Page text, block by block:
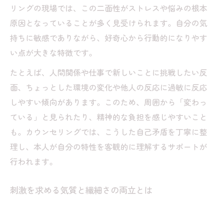
カウンセリングがサポートする自己受容
天才型とも言われるHSS型HSPの頭の回転
カウンセリングで探るHSS型HSPの本質
カウンセリングが明かすHSS型HSPの深層
心理
HSS型HSPの本質的な特徴と向き合い方
カウンセリングで見つける自分自身の強み
気質理解が仕事や人間関係に与える影響
カウンセリングを活用した感情の整理法
自分らしさに気づくHSS型HSP診断のポイント
スト
リングの現場では、この二面性がストレスや悩みの根本
原因となっていることが多く見受けられます。自分の気
持ちに敏感でありながら、好奇心から行動的になりやす
い点が大きな特徴です。
たとえば、人間関係や仕事で新しいことに挑戦したい反
面、ちょっとした環境の変化や他人の反応に過敏に反応
しやすい傾向があります。このため、周囲から「変わっ
ている」と見られたり、精神的な負担を感じやすいこと
も。カウンセリングでは、こうした自己矛盾を丁寧に整
理し、本人が自分の特性を客観的に理解するサポートが
行われます。
刺激を求める気質と繊細さの両立とは